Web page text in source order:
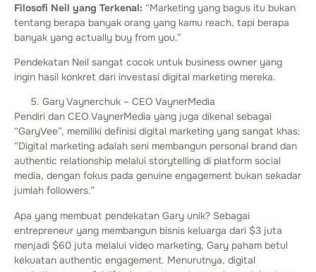
Filosofi Neil yang Terkenal: “Marketing yang bagus itu bukan
tentang berapa banyak orang yang kamu reach, tapi berapa
banyak yang actually buy from you.”
Pendekatan Neil sangat cocok untuk business owner yang
ingin hasil konkret dari investasi digital marketing mereka.
Gary Vaynerchuk – CEO VaynerMedia
Pendiri dan CEO VaynerMedia yang juga dikenal sebagai
“GaryVee”, memiliki definisi digital marketing yang sangat khas:
“Digital marketing adalah seni membangun personal brand dan
authentic relationship melalui storytelling di platform social
media, dengan fokus pada genuine engagement bukan sekadar
jumlah followers.”
Apa yang membuat pendekatan Gary unik? Sebagai
entrepreneur yang membangun bisnis keluarga dari $3 juta
menjadi $60 juta melalui video marketing, Gary paham betul
kekuatan authentic engagement. Menurutnya, digital